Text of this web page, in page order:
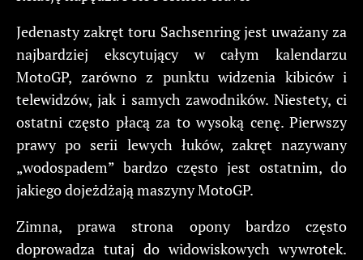
Jedenasty zakręt toru Sachsenring jest uważany za
najbardziej ekscytujący w całym kalendarzu
MotoGP, zarówno z punktu widzenia kibiców i
telewidzów, jak i samych zawodników. Niestety, ci
ostatni często płacą za to wysoką cenę. Pierwszy
prawy po serii lewych łuków, zakręt nazywany
„wodospadem” bardzo często jest ostatnim, do
jakiego dojeżdżają maszyny MotoGP.
Zimna, prawa strona opony bardzo często
doprowadza tutaj do widowiskowych wywrotek.